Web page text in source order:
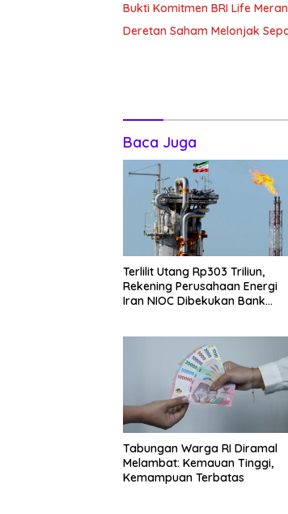
Bukti Komitmen BRI Life
Deretan Saham Melonjak
Baca Juga
Terlilit Utang Rp303 Triliun,
Rekening Perusahaan Energi
Iran NIOC Dibekukan Bank
Tabungan Warga RI Diramal
Melambat: Kemauan Tinggi,
Kemampuan Terbatas